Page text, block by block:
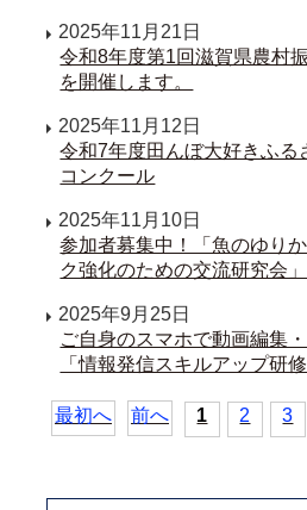
2025年11月21日
令和8年度第1回滋賀県農村
を開催します。
2025年11月12日
令和7年度田んぼ大好きふる
コンクール
2025年11月10日
参加者募集中！「魚のゆり
ク強化のための交流研究会
2025年9月25日
ご自身のスマホで動画編集
「情報発信スキルアップ研
最初へ 前へ 1 2 3